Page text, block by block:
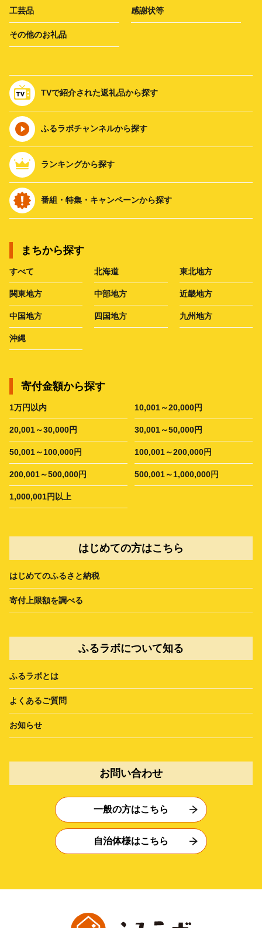
工芸品 感謝状等
その他のお礼品
TVで紹介された返礼品から探す
ふるラボチャンネルから探す
ランキングから探す
番組・特集・キャンペーンから探す
まちから探す
すべて 北海道 東北地方
関東地方 中部地方 近畿地方
中国地方 四国地方 九州地方
沖縄
寄付金額から探す
1万円以内 10,001～20,000円
20,001～30,000円 30,001～50,000円
50,001～100,000円 100,001～200,000円
200,001～500,000円 500,001～1,000,000円
1,000,001円以上
はじめての方はこちら
はじめてのふるさと納税
寄付上限額を調べる
ふるラボについて知る
ふるラボとは
よくあるご質問
お知らせ
お問い合わせ
一般の方はこちら
自治体様はこちら